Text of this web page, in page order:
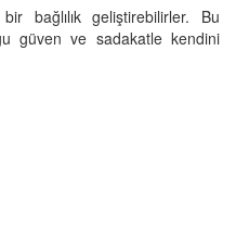
bağlılık geliştirebilirler. Bu
güven ve sadakatle kendini